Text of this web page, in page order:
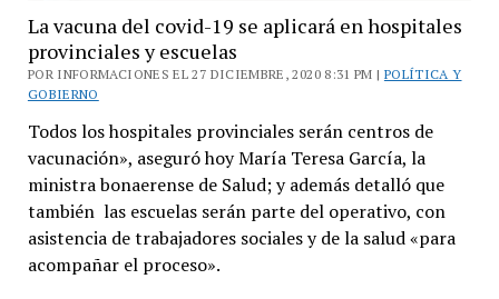
La vacuna del covid-19 se aplicará en hospitales
provinciales y escuelas
POR INFORMACIONES EL 27 DICIEMBRE, 2020 8:31 PM | POLÍTICA Y
GOBIERNO
Todos los hospitales provinciales serán centros de
vacunación», aseguró hoy María Teresa García, la
ministra bonaerense de Salud; y además detalló que
también las escuelas serán parte del operativo, con
asistencia de trabajadores sociales y de la salud «para
acompañar el proceso».